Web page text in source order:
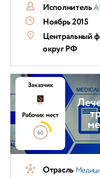
Исполнитель
Ноябрь 2015
Центральный
округ РФ
Заказчик
Рабочих мест
60
Отрасль